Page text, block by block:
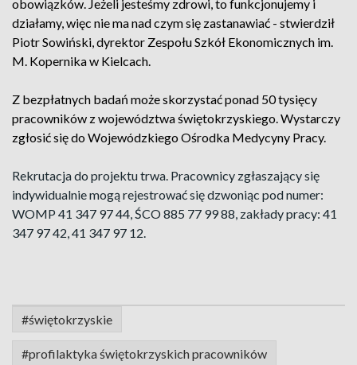
obowiązków. Jeżeli jesteśmy zdrowi, to funkcjonujemy i
działamy, więc nie ma nad czym się zastanawiać - stwierdził
Piotr Sowiński, dyrektor Zespołu Szkół Ekonomicznych im.
M. Kopernika w Kielcach.
Z bezpłatnych badań może skorzystać ponad 50 tysięcy
pracowników z województwa świętokrzyskiego. Wystarczy
zgłosić się do Wojewódzkiego Ośrodka Medycyny Pracy.
Rekrutacja do projektu trwa. Pracownicy zgłaszający się
indywidualnie mogą rejestrować się dzwoniąc pod numer:
WOMP 41 347 97 44, ŚCO 885 77 99 88, zakłady pracy: 41
347 97 42, 41 347 97 12.
#świętokrzyskie
#profilaktyka świętokrzyskich pracowników